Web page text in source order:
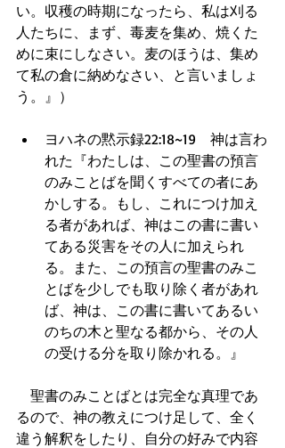
い。収穫の時期になったら、私は刈る
人たちに、まず、毒麦を集め、焼くた
めに束にしなさい。麦のほうは、集め
て私の倉に納めなさい、と言いましょ
う。』）
ヨハネの黙示録22:18~19　神は言わ
れた『わたしは、この聖書の預言
のみことばを聞くすべての者にあ
かしする。もし、これにつけ加え
る者があれば、神はこの書に書い
てある災害をその人に加えられ
る。また、この預言の聖書のみこ
とばを少しでも取り除く者があれ
ば、神は、この書に書いてあるい
のちの木と聖なる都から、その人
の受ける分を取り除かれる。』
聖書のみことばとは完全な真理であ
るので、神の教えにつけ足して、全く
違う解釈をしたり、自分の好みで内容